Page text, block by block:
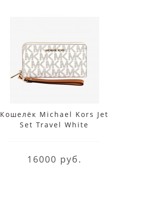
Кошелёк Michael Kors Jet
Set Travel White
16000 руб.